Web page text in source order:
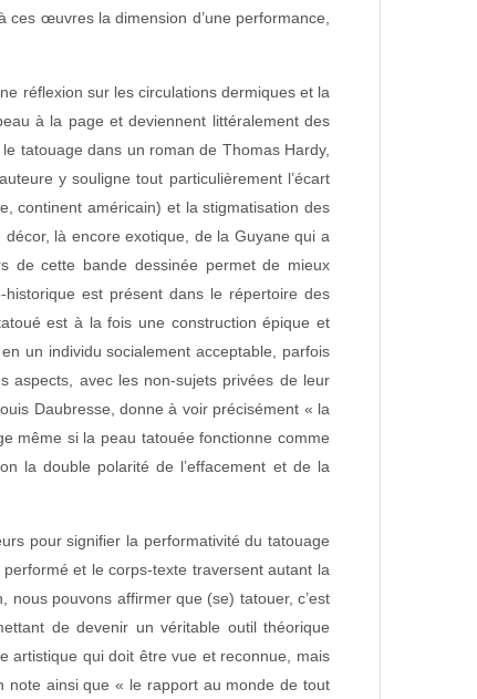
œuvres la dimension d’une performance,
réflexion sur les circulations dermiques et la
à la page et deviennent littéralement des
tatouage dans un roman de Thomas Hardy,
y souligne tout particulièrement l’écart
continent américain) et la stigmatisation des
là encore exotique, de la Guyane qui a
de cette bande dessinée permet de mieux
est présent dans le répertoire des
est à la fois une construction épique et
un individu socialement acceptable, parfois
aspects, avec les non‑sujets privées de leur
Daubresse, donne à voir précisément « la
même si la peau tatouée fonctionne comme
la double polarité de l’effacement et de la
pour signifier la performativité du tatouage
et le corps‑texte traversent autant la
nous pouvons affirmer que (se) tatouer, c’est
de devenir un véritable outil théorique
artistique qui doit être vue et reconnue, mais
note ainsi que « le rapport au monde de tout